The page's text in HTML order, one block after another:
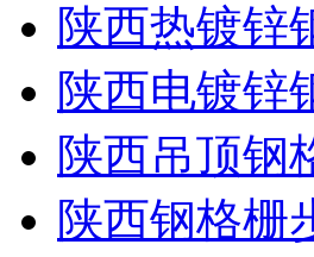
陕西热镀锌
陕西电镀锌
陕西吊顶钢
陕西钢格栅